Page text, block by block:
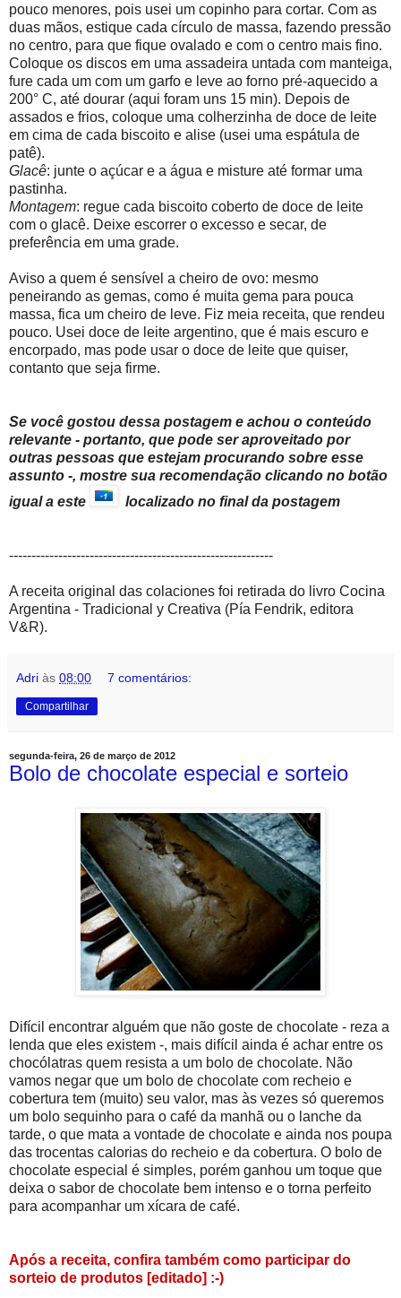
pouco menores, pois usei um copinho para cortar. Com as
duas mãos, estique cada círculo de massa, fazendo pressão
no centro, para que fique ovalado e com o centro mais fino.
Coloque os discos em uma assadeira untada com manteiga,
fure cada um com um garfo e leve ao forno pré-aquecido a
200° C, até dourar (aqui foram uns 15 min). Depois de
assados e frios, coloque uma colherzinha de doce de leite
em cima de cada biscoito e alise (usei uma espátula de
patê).
Glacê: junte o açúcar e a água e misture até formar uma
pastinha.
Montagem: regue cada biscoito coberto de doce de leite
com o glacê. Deixe escorrer o excesso e secar, de
preferência em uma grade.
Aviso a quem é sensível a cheiro de ovo: mesmo
peneirando as gemas, como é muita gema para pouca
massa, fica um cheiro de leve. Fiz meia receita, que rendeu
pouco. Usei doce de leite argentino, que é mais escuro e
encorpado, mas pode usar o doce de leite que quiser,
contanto que seja firme.
Se você gostou dessa postagem e achou o conteúdo
relevante - portanto, que pode ser aproveitado por
outras pessoas que estejam procurando sobre esse
assunto -, mostre sua recomendação clicando no botão
igual a este
localizado no final da postagem
-----------------------------------------------------------
A receita original das colaciones foi retirada do livro Cocina
Argentina - Tradicional y Creativa (Pía Fendrik, editora
V&R).
Adri às 08:00 7 comentários:
Compartilhar
segunda-feira, 26 de março de 2012
Bolo de chocolate especial e sorteio
Difícil encontrar alguém que não goste de chocolate - reza a
lenda que eles existem -, mais difícil ainda é achar entre os
chocólatras quem resista a um bolo de chocolate. Não
vamos negar que um bolo de chocolate com recheio e
cobertura tem (muito) seu valor, mas às vezes só queremos
um bolo sequinho para o café da manhã ou o lanche da
tarde, o que mata a vontade de chocolate e ainda nos poupa
das trocentas calorias do recheio e da cobertura. O bolo de
chocolate especial é simples, porém ganhou um toque que
deixa o sabor de chocolate bem intenso e o torna perfeito
para acompanhar um xícara de café.
Após a receita, confira também como participar do
sorteio de produtos [editado] :-)